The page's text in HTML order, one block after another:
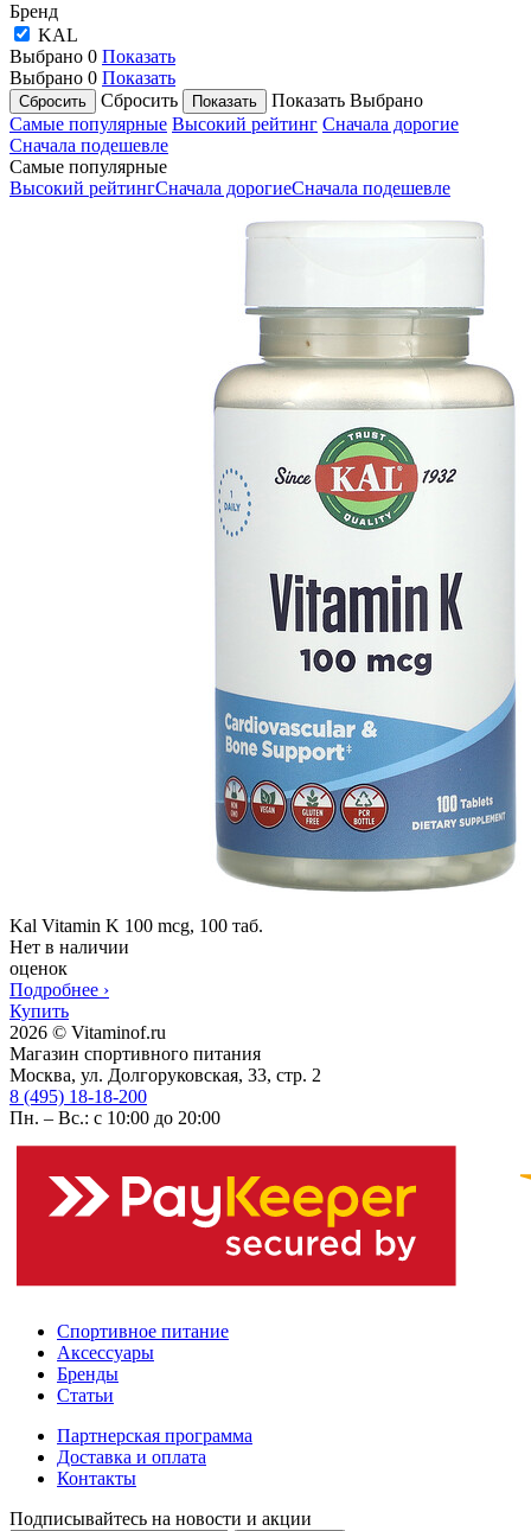
Бренд
KAL
Выбрано 0 Показать
Выбрано 0 Показать
Сбросить
Показать Выбрано
Самые популярные Высокий рейтинг Сначала дорогие
Сначала подешевле
Самые популярные
Высокий рейтингСначала дорогиеСначала подешевле
Kal Vitamin K 100 mcg, 100 таб.
Нет в наличии
оценок
Подробнее ›
Купить
2026 © Vitaminof.ru
Магазин спортивного питания
Москва, ул. Долгоруковская, 33, стр. 2
8 (495) 18-18-200
Пн. – Вс.: с 10:00 до 20:00
Спортивное питание
Аксессуары
Бренды
Статьи
Партнерская программа
Доставка и оплата
Контакты
Подписывайтесь на новости и акции